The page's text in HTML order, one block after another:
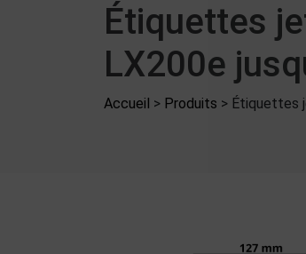
Étiquettes
LX200e
Accueil > Produits > Étiquettes